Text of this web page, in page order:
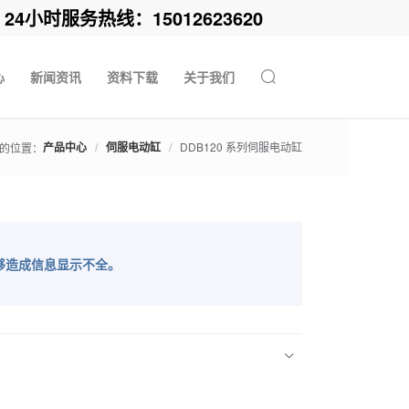
小时服务热线：15012623620
新闻资讯 资料下载 关于我们
位置： 产品中心 / 伺服电动缸 / DDB120 系列伺服电动缸
成信息显示不全。